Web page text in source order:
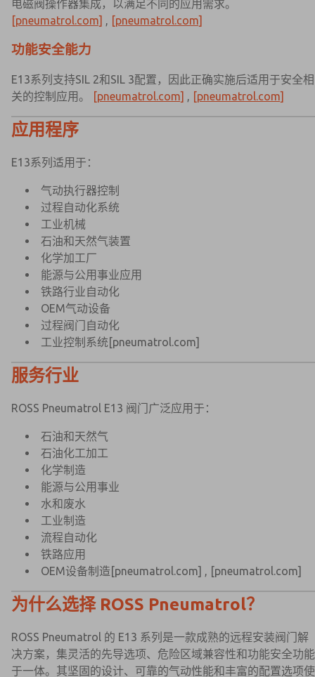
电磁阀操作器集成，以满足不同的应用需求。
[pneumatrol.com] , [pneumatrol.com]
功能安全能力
E13系列支持SIL 2和SIL 3配置，因此正确实施后适用于安全相
关的控制应用。
[pneumatrol.com] , [pneumatrol.com]
应用程序
E13系列适用于：
气动执行器控制
过程自动化系统
工业机械
石油和天然气装置
化学加工厂
能源与公用事业应用
铁路行业自动化
OEM气动设备
过程阀门自动化
工业控制系统 [pneumatrol.com]
服务行业
ROSS Pneumatrol E13 阀门广泛应用于：
石油和天然气
石油化工加工
化学制造
能源与公用事业
水和废水
工业制造
流程自动化
铁路应用
OEM设备制造 [pneumatrol.com] , [pneumatrol.com]
为什么选择 ROSS Pneumatrol？
ROSS Pneumatrol 的 E13 系列是一款成熟的远程安装阀门解
决方案，集灵活的先导选项、危险区域兼容性和功能安全功能
于一体。其坚固的设计、可靠的气动性能和丰富的配置选项使